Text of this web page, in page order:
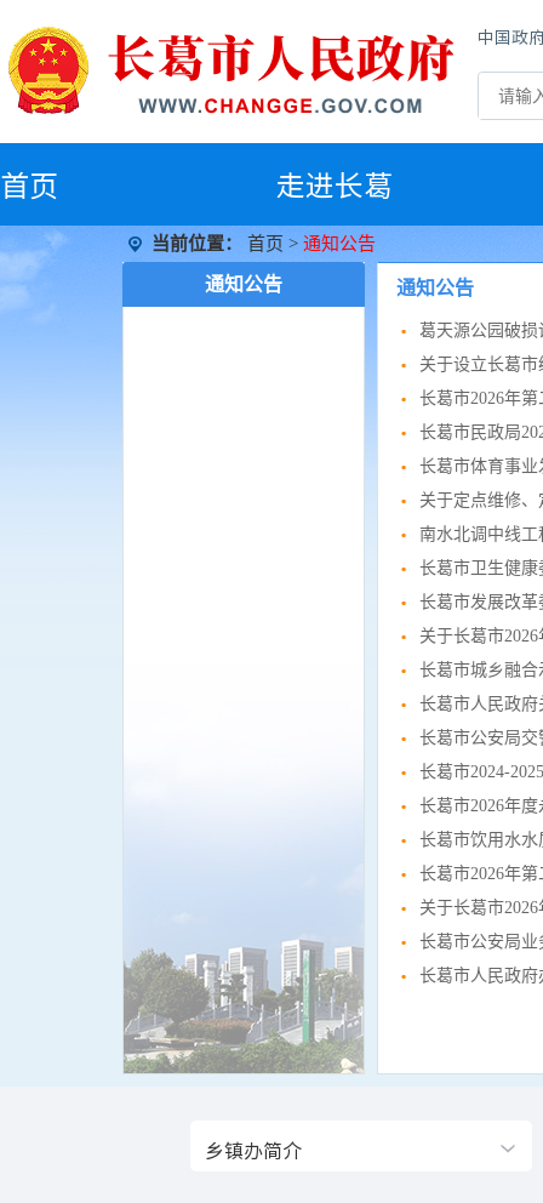
中国政
首页 走进长葛
当前位置： 首页 > 通知公告
通知公告 通知公告
葛天源公园破
关于设立长葛
长葛市2026年
长葛市民政局
长葛市体育事业
关于定点维修
南水北调中线
长葛市卫生健康
关于长葛市
长葛市城乡融合
长葛市人民政
长葛市公安局
长葛市2024-
长葛市2026年
长葛市饮用水水
长葛市2026年
关于长葛市
长葛市公安局
长葛市人民政府
乡镇办简介